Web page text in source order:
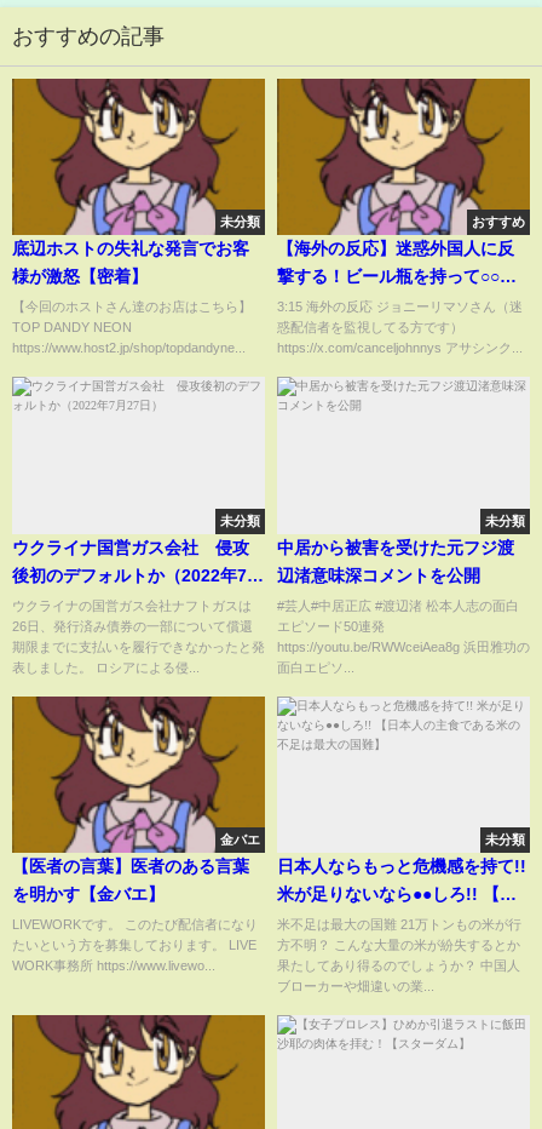
おすすめの記事
未分類
底辺ホストの失礼な発言でお客
様が激怒【密着】
【今回のホストさん達のお店はこちら】
TOP DANDY NEON
https://www.host2.jp/shop/topdandyne...
おすすめ
【海外の反応】迷惑外国人に反
撃する！ビール瓶を持って○○。
アイスポセイドン、「見たかこ
いつら低レベルだ」外国人動画
配信者
3:15 海外の反応 ジョニーリマソさん（迷
惑配信者を監視してる方です）
https://x.com/canceljohnnys アサシンク...
未分類
ウクライナ国営ガス会社 侵攻
後初のデフォルトか（2022年7月
27日）
ウクライナの国営ガス会社ナフトガスは
26日、発行済み債券の一部について償還
期限までに支払いを履行できなかったと発
表しました。 ロシアによる侵...
未分類
中居から被害を受けた元フジ渡
辺渚意味深コメントを公開
#芸人#中居正広 #渡辺渚 松本人志の面白
エピソード50連発
https://youtu.be/RWWceiAea8g 浜田雅功の
面白エピソ...
金バエ
【医者の言葉】医者のある言葉
を明かす【金バエ】
LIVEWORKです。 このたび配信者になり
たいという方を募集しております。 LIVE
WORK事務所 https://www.livewo...
未分類
日本人ならもっと危機感を持て!!
米が足りないなら●●しろ!! 【日
本人の主食である米の不足は最
大の国難】
米不足は最大の国難 21万トンもの米が行
方不明？ こんな大量の米が紛失するとか
果たしてあり得るのでしょうか？ 中国人
ブローカーや畑違いの業...